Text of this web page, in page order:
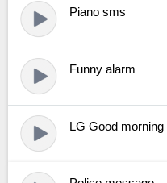
Piano sms
Funny alarm
LG Good morning